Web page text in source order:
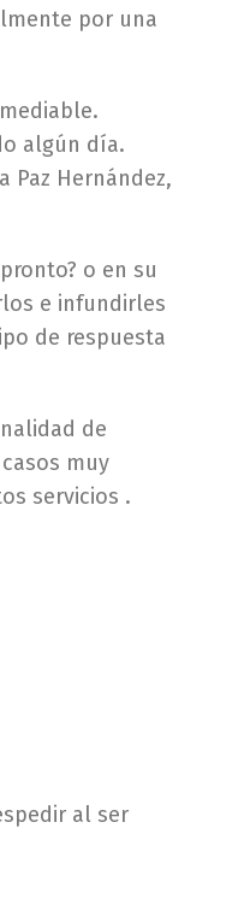
por una
algún día.
Paz Hernández,
o en su
e infundirles
de respuesta
de
muy
servicios .
al ser